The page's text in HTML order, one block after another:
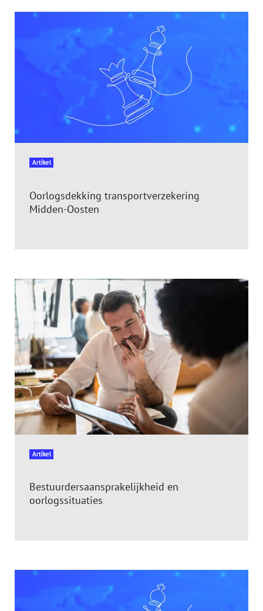
Artikel
Oorlogsdekking transportverzekering
Midden-Oosten
Artikel
Bestuurdersaansprakelijkheid en
oorlogssituaties